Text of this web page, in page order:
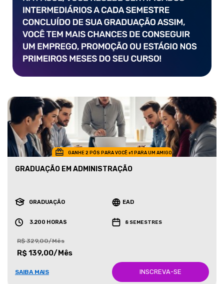
GANHE 2 PÓS PARA VOCÊ +1 PARA UM AMIGO
GRADUAÇÃO EM ADMINISTRAÇÃO
GRADUAÇÃO EAD
3.200 HORAS 8 SEMESTRES
R$ 329,00/Mês
R$ 139,00/Mês
SAIBA MAIS INSCREVA-SE